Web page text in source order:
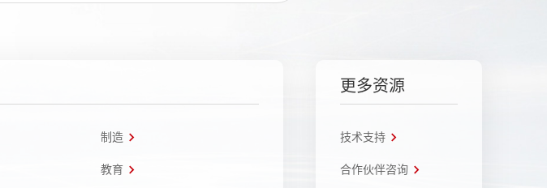
制造
教育
更多资源
技术支持
合作伙伴咨询